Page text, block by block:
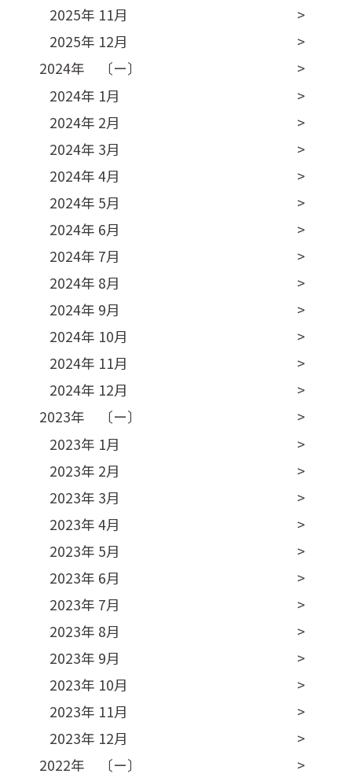
2025年 11月
2025年 12月
2024年 〔ー〕
2024年 1月
2024年 2月
2024年 3月
2024年 4月
2024年 5月
2024年 6月
2024年 7月
2024年 8月
2024年 9月
2024年 10月
2024年 11月
2024年 12月
2023年 〔ー〕
2023年 1月
2023年 2月
2023年 3月
2023年 4月
2023年 5月
2023年 6月
2023年 7月
2023年 8月
2023年 9月
2023年 10月
2023年 11月
2023年 12月
2022年 〔ー〕